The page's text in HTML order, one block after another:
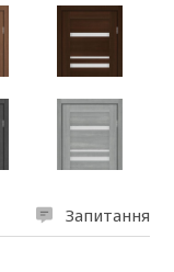
Запитання